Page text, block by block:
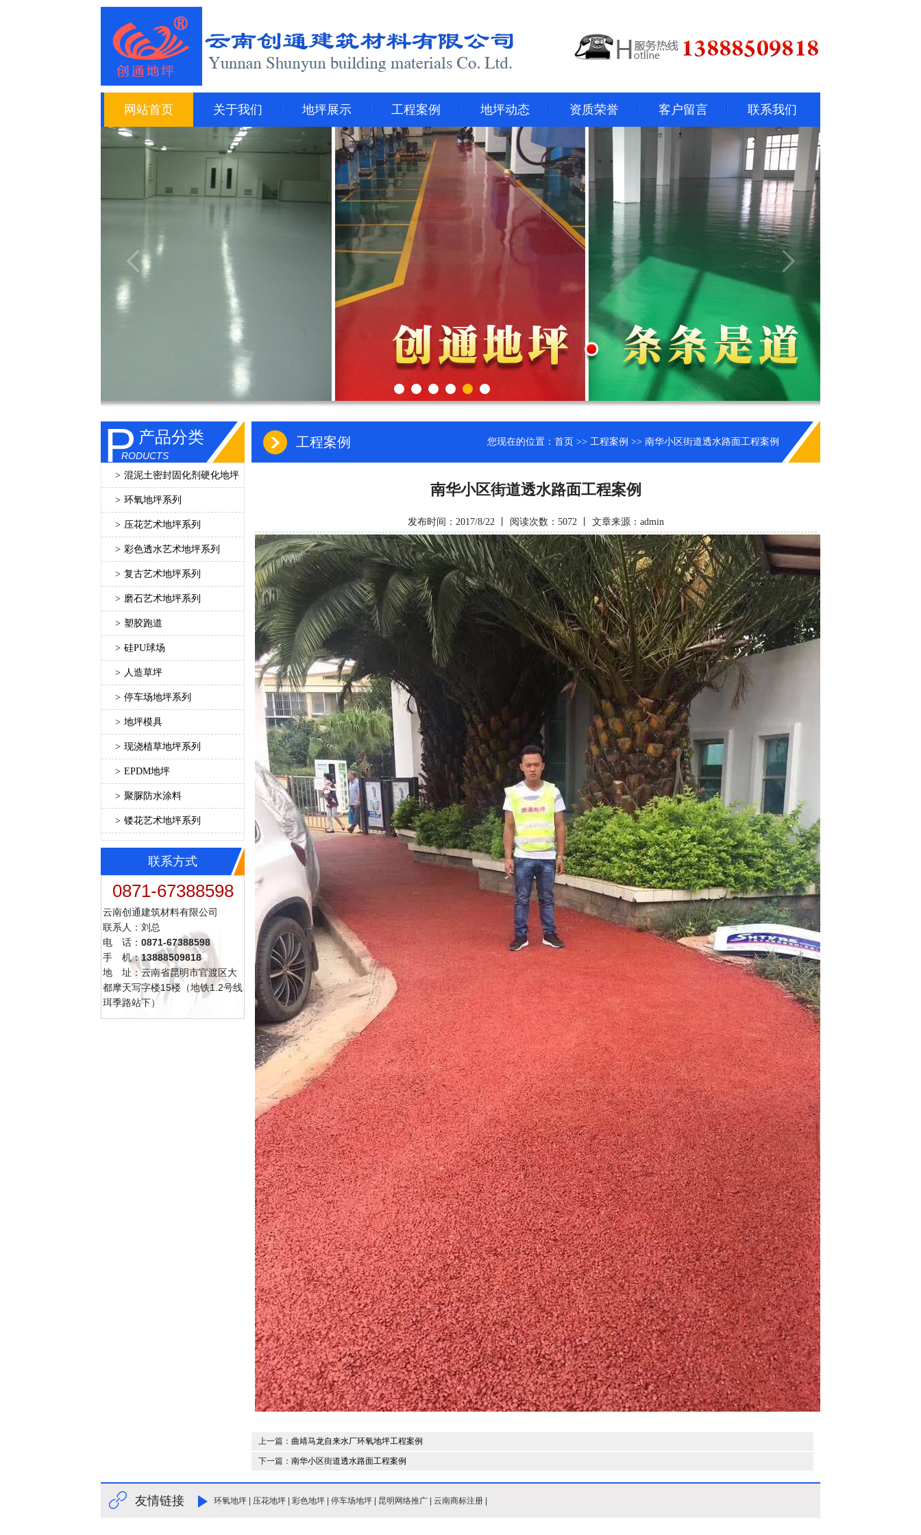
网站首页 关于我们 地坪展示 工程案例 地坪动态 资质荣誉 客户留言 联系我们
P产品分类
RODUCTS
> 混泥土密封固化剂硬化地坪
> 环氧地坪系列
> 压花艺术地坪系列
> 彩色透水艺术地坪系列
> 复古艺术地坪系列
> 磨石艺术地坪系列
> 塑胶跑道
> 硅PU球场
> 人造草坪
> 停车场地坪系列
> 地坪模具
> 现浇植草地坪系列
> EPDM地坪
> 聚脲防水涂料
> 镂花艺术地坪系列
联系方式
0871-67388598
云南创通建筑材料有限公司
联系人：刘总
电 话： 0871-67388598
手 机：13888509818
地 址：云南省昆明市官渡区大
都摩天写字楼15楼（地铁1.2号线
珥季路站下）
您现在的位置： 首页 >> 工程案例 >> 南华小区街道透水路面工程案例
工程案例
南华小区街道透水路面工程案例
发布时间：2017/8/22 丨 阅读次数：5072 丨 文章来源：admin
上一篇： 曲靖马龙自来水厂环氧地坪工程案例
下一篇： 南华小区街道透水路面工程案例
友情链接 环氧地坪 压花地坪 彩色地坪 停车场地坪 昆明网络推广 云南商标注册